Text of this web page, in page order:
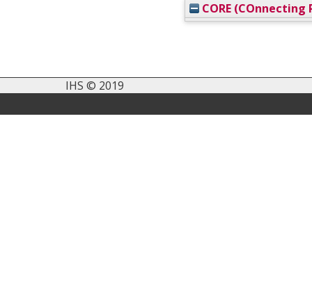
CORE (COnnecting
IHS © 2019